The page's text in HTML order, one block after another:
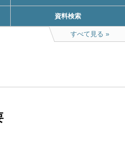
資料検索
すべて見る